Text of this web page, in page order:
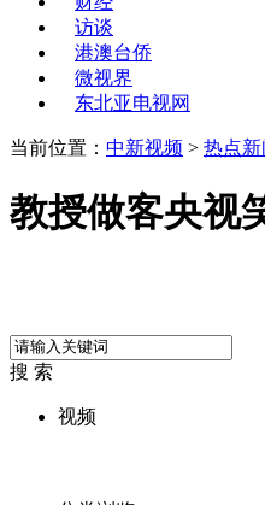
访谈
港澳台侨
微视界
东北亚电视网
当前位置： 中新视频 > 热点新
教授做客央视
搜 索
视频